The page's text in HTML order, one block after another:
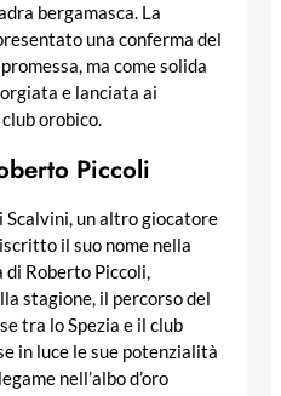
bergamasca. La
una conferma del
ma come solida
e lanciata ai
orobico.
Piccoli
Scalvini, un altro giocatore
il suo nome nella
Roberto Piccoli,
stagione, il percorso del
tra lo Spezia e il club
in luce le sue potenzialità
nell’albo d’oro